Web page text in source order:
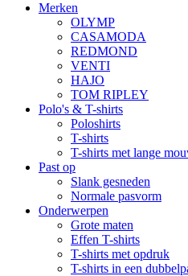
Merken
OLYMP
CASAMODA
REDMOND
VENTI
HAJO
TOM RIPLEY
Polo's & T-shirts
Poloshirts
T-shirts
T-shirts met lange
Past op
Slank gesneden
Normale pasvorm
Onderwerpen
Grote maten
Effen T-shirts
T-shirts met opdruk
T-shirts in een